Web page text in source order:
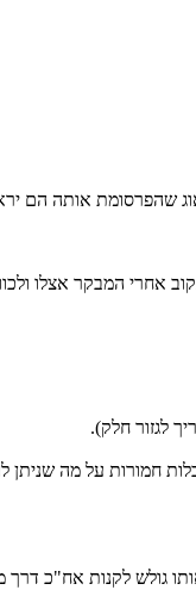
שהפרסומת אותה הם
אחרי המבקר אצלו
לגזור חלק).
גולש לקנות אח"כ דרך